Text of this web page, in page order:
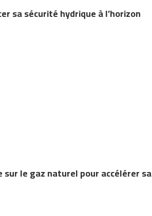
sa sécurité hydrique à l’horizon
le gaz naturel pour accélérer sa